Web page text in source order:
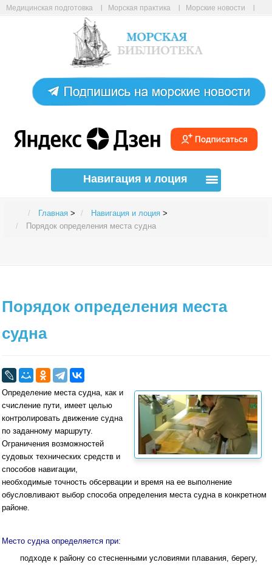
Медицинская подготовка Морская практика
Морские новости
Авиабилеты онлайн
Навигация и лоция
Главная > Навигация и лоция >
Порядок определения места судна
Порядок определения места
судна
Определение места судна, как и
счисление пути, имеет целью
контролировать движение судна
по заданному маршруту.
Ограничения возможностей
судовых технических средств и
спо­собов навигации,
необходимые точность обсервации и время на ее выполнение
обусловливают выбор способа определения места судна в конкретном
районе.
Место судна определяется при:
подходе к району со стесненными условиями плавания, берегу,